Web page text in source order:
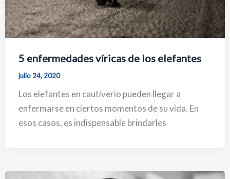
5 enfermedades víricas de los elefantes
julio 24, 2020
Los elefantes en cautiverio pueden llegar a
enfermarse en ciertos momentos de su vida. En
esos casos, es indispensable brindarles